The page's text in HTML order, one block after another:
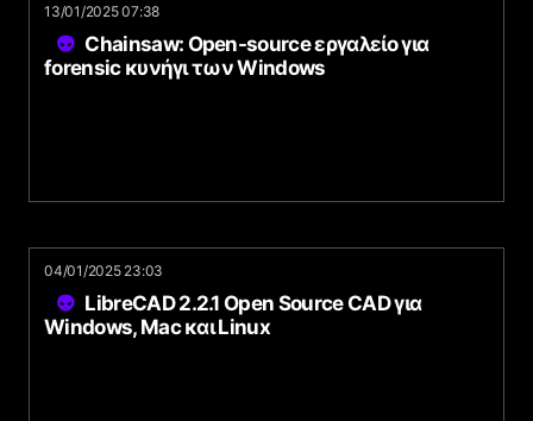
13/01/2025 07:38
Chainsaw: Open-source εργαλείο για
forensic κυνήγι των Windows
04/01/2025 23:03
LibreCAD 2.2.1 Open Source CAD για
Windows, Mac και Linux